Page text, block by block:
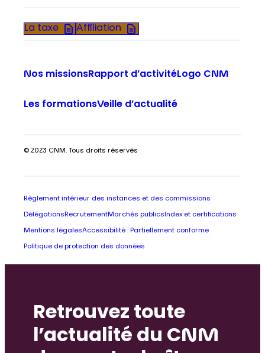
La taxe Affiliation
Nos missionsRapport d’activitéLogo CNM
Les formationsVeille d’actualité
© 2023 CNM. Tous droits réservés
Règlement intérieur des instances et des commissions
Délégations RecrutementMarchés publics Index et certifications
Mentions légalesAccessibilité : Partiellement conforme
Politique de protection des données
Retrouvez toute
l’actualité du CNM